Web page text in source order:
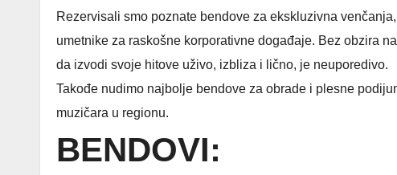
Rezervisali smo poznate bendove za ekskluzivna
umetnike za raskošne korporativne događaje. Bez obzira
da izvodi svoje hitove uživo, izbliza i lično, je neuporedivo.
Takođe nudimo najbolje bendove za obrade i plesne
muzičara u regionu.
BENDOVI: